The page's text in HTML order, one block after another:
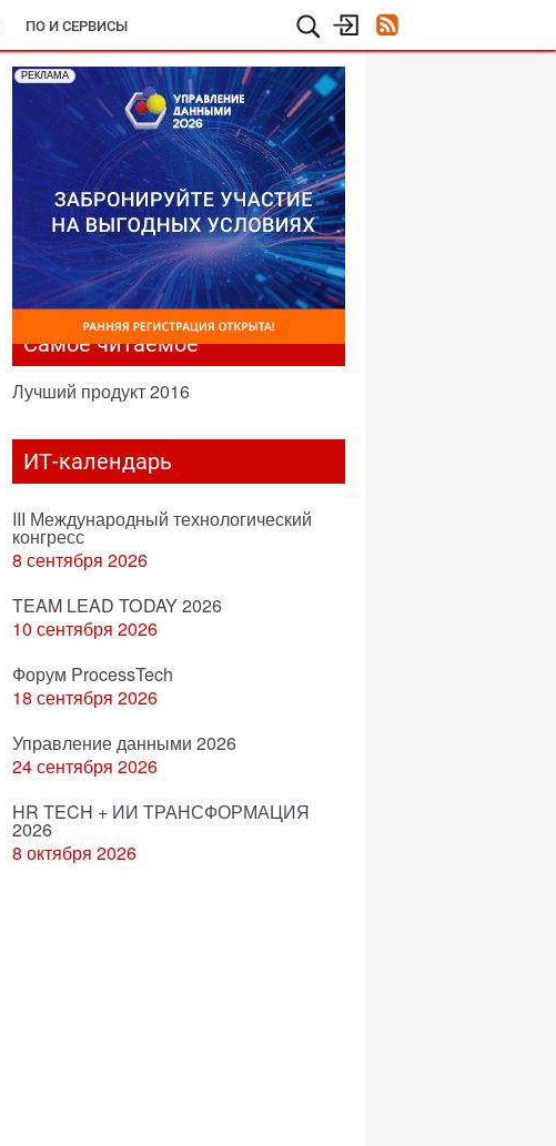
ПО И СЕРВИСЫ
РЕКЛАМА
Самое читаемое
Лучший продукт 2016
ИТ-календарь
III Международный технологический
конгресс
8 сентября 2026
TEAM LEAD TODAY 2026
10 сентября 2026
Форум ProcessTech
18 сентября 2026
Управление данными 2026
24 сентября 2026
HR TECH + ИИ ТРАНСФОРМАЦИЯ
2026
8 октября 2026